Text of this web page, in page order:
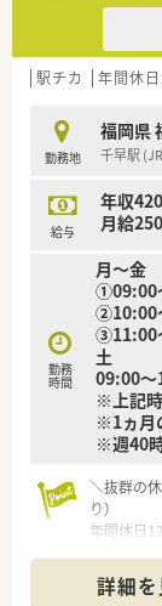
＜働きや
■社員の定
す。
の多さが
■産育休
ャーで活
に対する
■認定薬
万円の補
■自己目
を実施。
目標に向
ゃいます。
■キャリ
ジャー等
す。
駅チカ 年間休
勤務地
福岡県
千早駅
給与
年収
月給
勤務
時間
月～金
①09:00
②10:00
③11:00
土
09:00～
※上記
※1ヵ月
※週40
＼抜群の
り）
年間休日
ています。
詳細を